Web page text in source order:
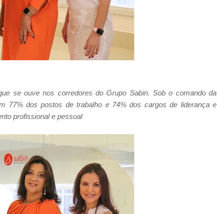
se ouve nos corredores do Grupo Sabin. Sob o comando da
77% dos postos de trabalho e 74% dos cargos de liderança e
profissional e pessoal